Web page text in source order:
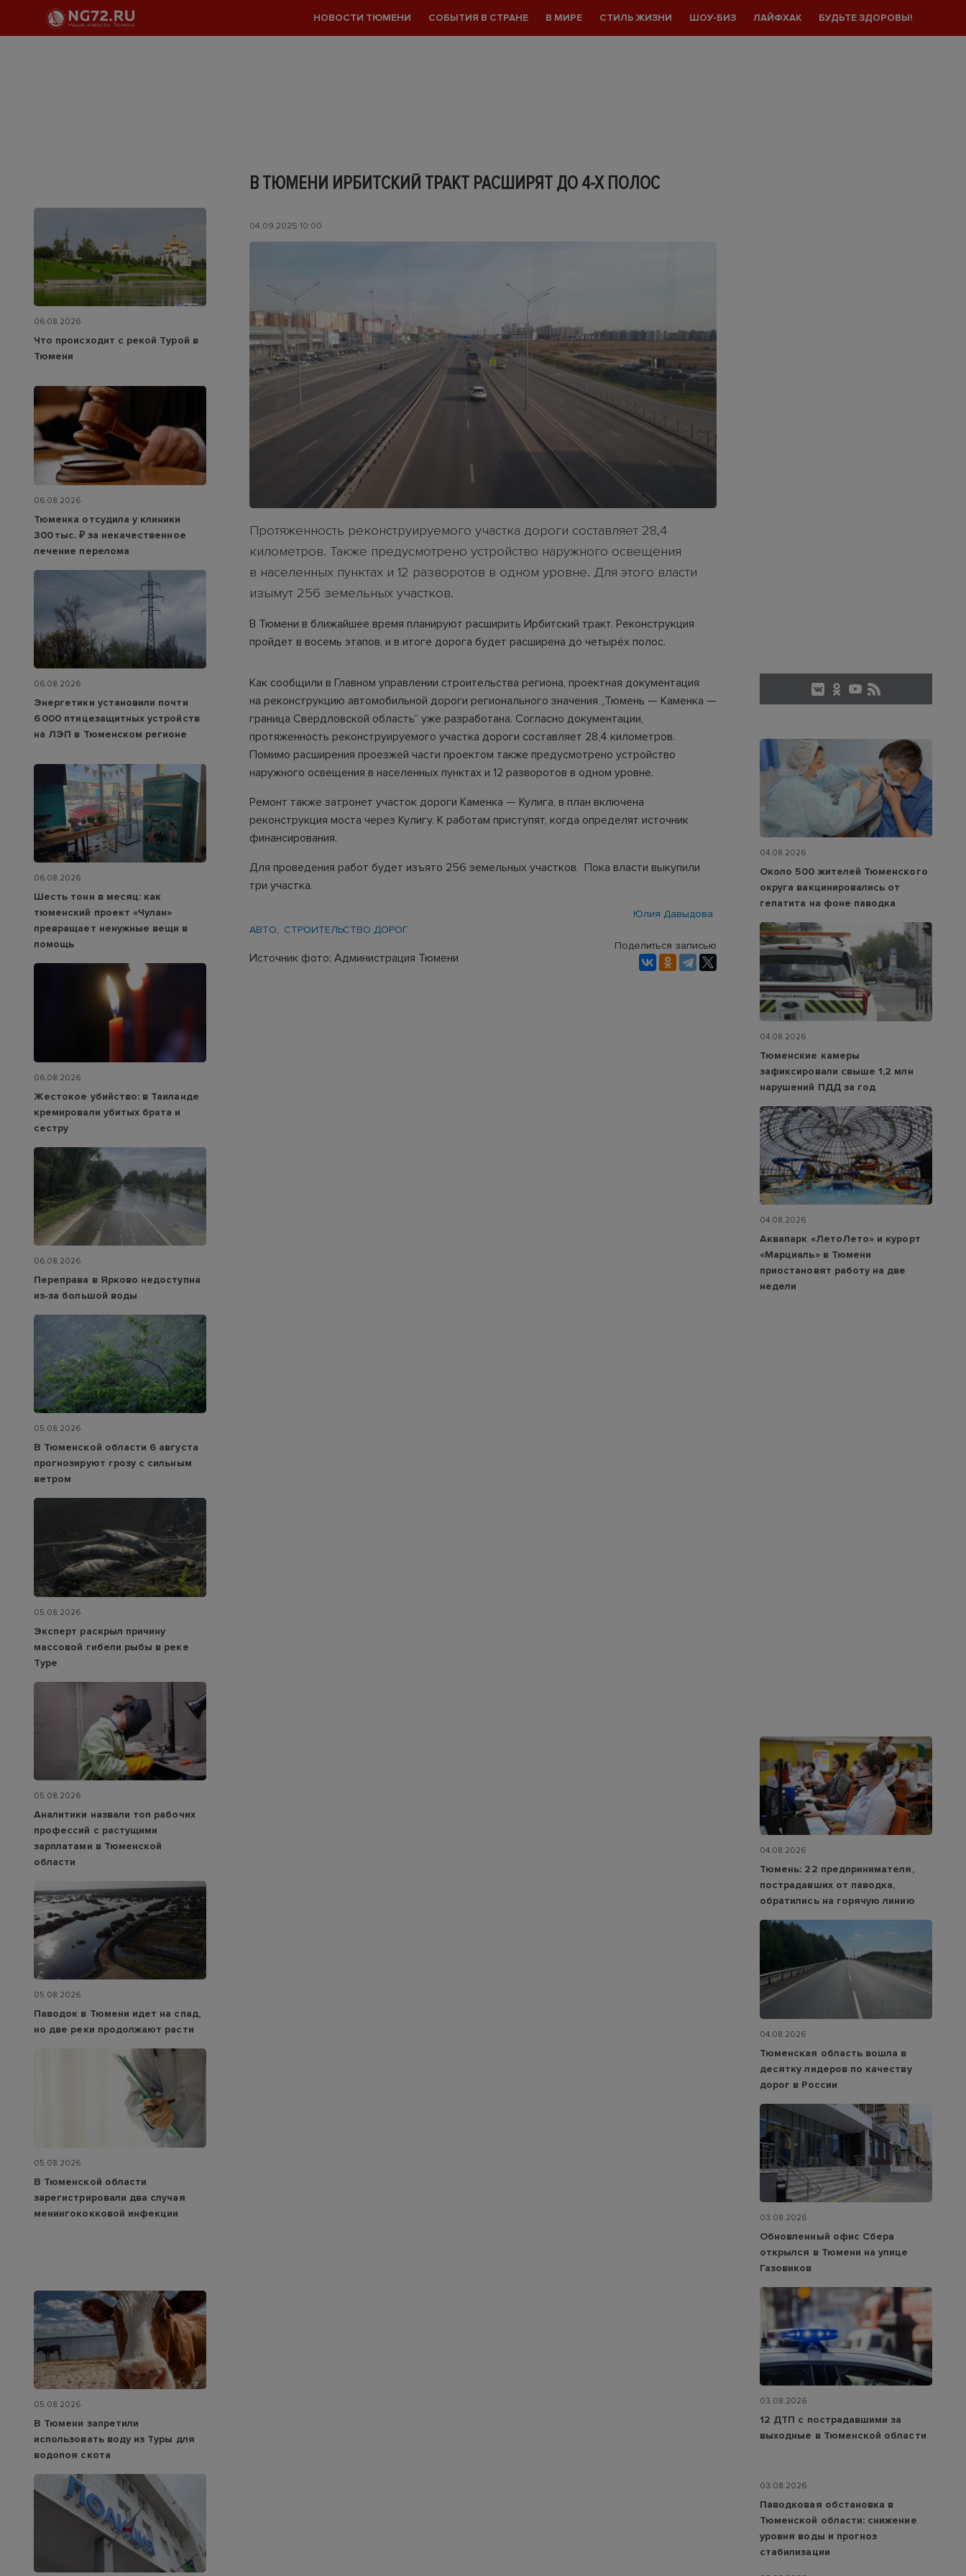
НОВОСТИ ТЮМЕНИ СОБЫТИЯ В СТРАНЕ В МИРЕ СТИЛЬ ЖИЗНИ ШОУ-БИЗ ЛАЙФХАК БУДЬТЕ ЗДОРОВЫ!
В ТЮМЕНИ ИРБИТСКИЙ ТРАКТ РАСШИРЯТ ДО 4-Х ПОЛОС
04.09.2025 10:00
Протяженность реконструируемого участка дороги составляет 28,4
километров. Также предусмотрено устройство наружного освещения
в населенных пунктах и 12 разворотов в одном уровне. Для этого власти
изымут 256 земельных участков.
В Тюмени в ближайшее время планируют расширить Ирбитский тракт. Реконструкция
пройдет в восемь этапов, и в итоге дорога будет расширена до четырёх полос.
Как сообщили в Главном управлении строительства региона, проектная документация
на реконструкцию автомобильной дороги регионального значения „Тюмень — Каменка —
граница Свердловской область“ уже разработана. Согласно документации,
протяженность реконструируемого участка дороги составляет 28,4 километров.
Помимо расширения проезжей части проектом также предусмотрено устройство
наружного освещения в населенных пунктах и 12 разворотов в одном уровне.
Ремонт также затронет участок дороги Каменка — Кулига, в план включена
реконструкция моста через Кулигу. К работам приступят, когда определят источник
финансирования.
Для проведения работ будет изъято 256 земельных участков. Пока власти выкупили
три участка.
Юлия Давыдова
АВТО
СТРОИТЕЛЬСТВО ДОРОГ
Источник фото: Администрация Тюмени
Поделиться записью
06.08.2026
Что происходит с рекой Турой в
Тюмени
06.08.2026
Тюменка отсудила у клиники
300 тыс. ₽ за некачественное
лечение перелома
06.08.2026
Энергетики установили почти
6 000 птицезащитных устройств
на ЛЭП в Тюменском регионе
06.08.2026
Шесть тонн в месяц: как
тюменский проект «Чулан»
превращает ненужные вещи в
помощь
06.08.2026
Жестокое убийство: в Таиланде
кремировали убитых брата и
сестру
06.08.2026
Переправа в Ярково недоступна
из‑за большой воды
05.08.2026
В Тюменской области 6 августа
прогнозируют грозу с сильным
ветром
05.08.2026
Эксперт раскрыл причину
массовой гибели рыбы в реке
Туре
05.08.2026
Аналитики назвали топ рабочих
профессий с растущими
зарплатами в Тюменской
области
05.08.2026
Паводок в Тюмени идет на спад,
но две реки продолжают расти
05.08.2026
В Тюменской области
зарегистрировали два случая
менингококковой инфекции
05.08.2026
В Тюмени запретили
использовать воду из Туры для
водопоя скота
04.08.2026
Около 500 жителей Тюменского
округа вакцинировались от
гепатита на фоне паводка
04.08.2026
Тюменские камеры
зафиксировали свыше 1,2 млн
нарушений ПДД за год
04.08.2026
Аквапарк «ЛетоЛето» и курорт
«Марциаль» в Тюмени
приостановят работу на две
недели
04.08.2026
Тюмень: 22 предпринимателя,
пострадавших от паводка,
обратились на горячую линию
04.08.2026
Тюменская область вошла в
десятку лидеров по качеству
дорог в России
03.08.2026
Обновленный офис Сбера
открылся в Тюмени на улице
Газовиков
03.08.2026
12 ДТП с пострадавшими за
выходные в Тюменской области
03.08.2026
Паводковая обстановка в
Тюменской области: снижение
уровня воды и прогноз
стабилизации